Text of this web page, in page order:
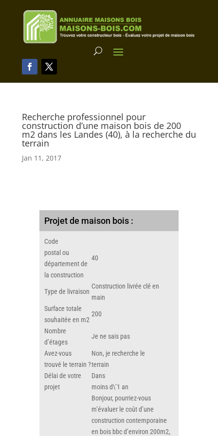
Recherche professionnel pour
construction d’une maison bois de 200
m2 dans les Landes (40), à la recherche du
terrain
Jan 11, 2017
Projet de maison bois :
Code
postal ou
département de
la construction
40
Type de livraison
Construction livrée clé en
main
Surface totale
souhaitée en m2
200
Nombre
d’étages
Je ne sais pas
Avez-vous
trouvé le terrain ?
Non, je recherche le
terrain
Délai de votre
projet
Dans
moins d\’1 an
Bonjour, pourriez-vous
m’évaluer le coût d’une
construction contemporaine
en bois bbc d’environ 200m2,